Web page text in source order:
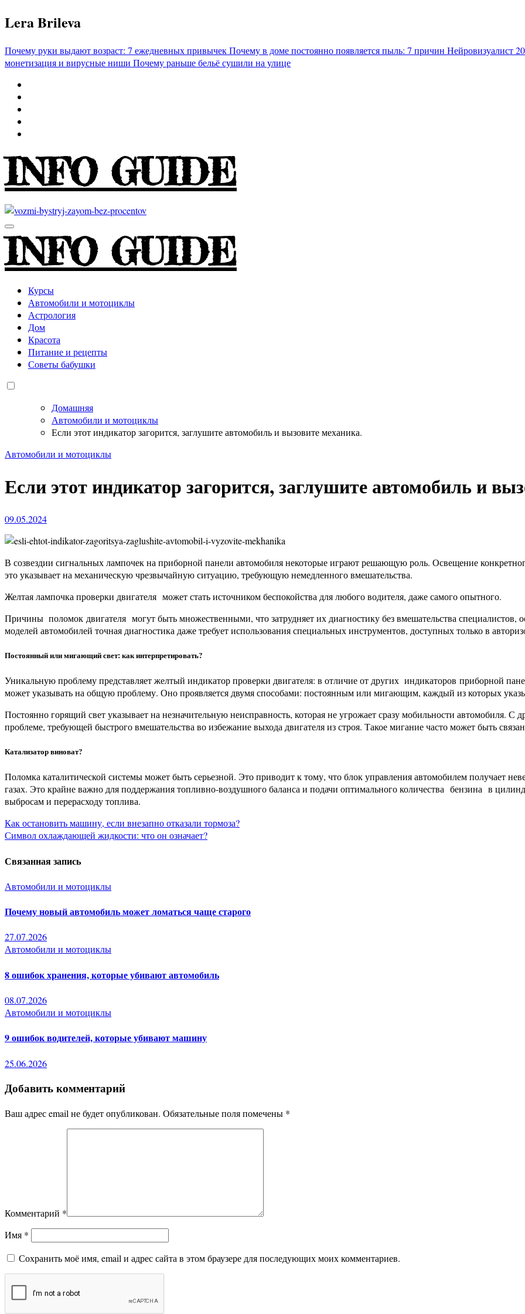
Перейти
к
Lera Brileva
Почему руки выдают возраст: 7 ежедневных привычекПочему в доме постоянно появляется пыль: 7 причин Нейровизуалист
монетизация и вирусные ниши Почему раньше бельё сушили на улице
INFO GUIDE
INFO GUIDE
Курсы
Автомобили и мотоциклы
Астрология
Дом
Красота
Питание и рецепты
Советы бабушки
Домашняя
Автомобили и мотоциклы
Если этот индикатор загорится, заглушите автомобиль и вызовите механика.
Автомобили и мотоциклы
Если этот индикатор загорится, заглушите автомобиль и
09.05.2024
В созвездии сигнальных лампочек на приборной панели автомобиля некоторые играют решающую роль. Освещение
это указывает на механическую чрезвычайную ситуацию, требующую немедленного вмешательства.
Желтая лампочка проверки двигателя может стать источником беспокойства для любого водителя, даже самого опытного.
Причины поломок двигателя могут быть множественными, что затрудняет их диагностику без вмешательства
моделей автомобилей точная диагностика даже требует использования специальных инструментов, доступных только в
Постоянный или мигающий свет: как интерпретировать?
Уникальную проблему представляет желтый индикатор проверки двигателя: в отличие от других индикаторов приборной
может указывать на общую проблему. Оно проявляется двумя способами: постоянным или мигающим, каждый из которых
Постоянно горящий свет указывает на незначительную неисправность, которая не угрожает сразу мобильности автомобиля.
проблеме, требующей быстрого вмешательства во избежание выхода двигателя из строя. Такое мигание часто может быть
Катализатор виноват?
Поломка каталитической системы может быть серьезной. Это приводит к тому, что блок управления автомобилем получает
газах. Это крайне важно для поддержания топливно-воздушного баланса и подачи оптимального количества бензина в
выбросам и перерасходу топлива.
Навигация
по
записям
Как остановить машину, если внезапно отказали тормоза?
Символ охлаждающей жидкости: что он означает?
Связанная запись
Автомобили и мотоциклы
Почему новый автомобиль может ломаться чаще старого
27.07.2026
Автомобили и мотоциклы
8 ошибок хранения, которые убивают автомобиль
08.07.2026
Автомобили и мотоциклы
9 ошибок водителей, которые убивают машину
25.06.2026
Добавить комментарий
Ваш адрес email не будет опубликован. Обязательные поля помечены *
Комментарий *
Имя *
Сохранить моё имя, email и адрес сайта в этом браузере для последующих моих комментариев.